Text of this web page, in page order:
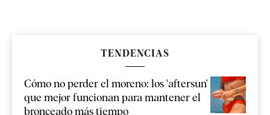
TENDENCIAS
Cómo no perder el moreno: los 'aftersun'
que mejor funcionan para mantener el
bronceado más tiempo